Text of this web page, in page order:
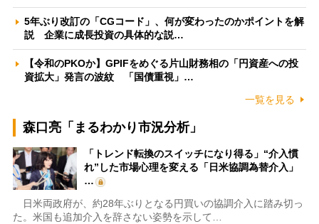
5年ぶり改訂の「CGコード」、何が変わったのかポイントを解
説 企業に成長投資の具体的な説…
【令和のPKOか】GPIFをめぐる片山財務相の「円資産への投
資拡大」発言の波紋 「国債重視」…
一覧を見る
森口亮「まるわかり市況分析」
「トレンド転換のスイッチになり得る」“介入慣
れ”した市場心理を変える「日米協調為替介入」
…
日米両政府が、約28年ぶりとなる円買いの協調介入に踏み切っ
た。米国も追加介入を辞さない姿勢を示して…